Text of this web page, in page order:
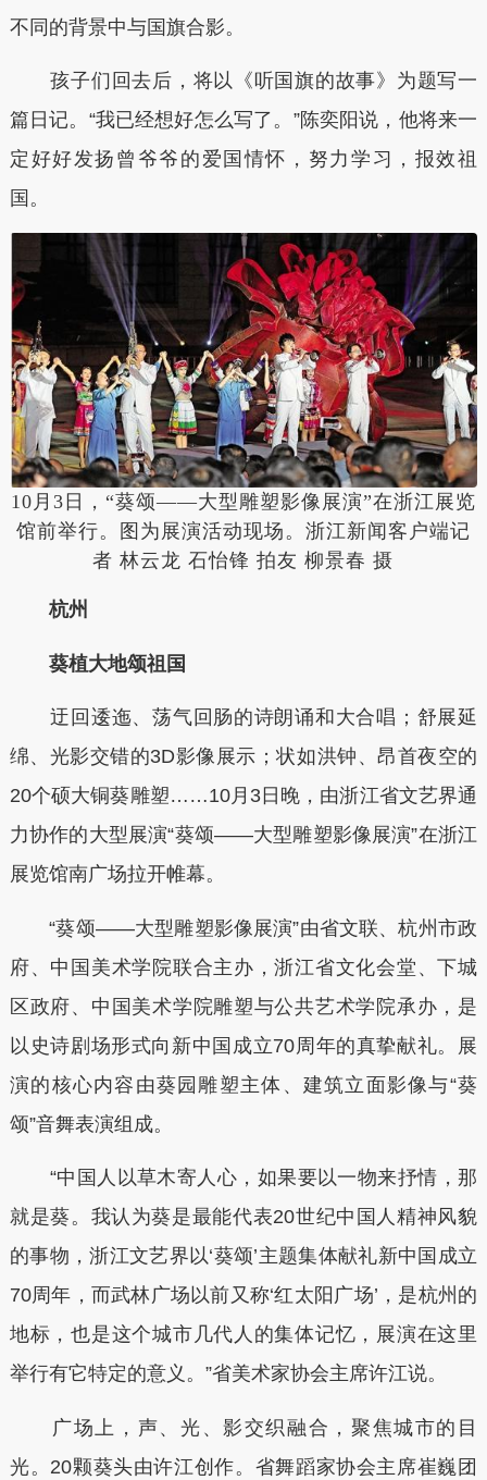
不同的背景中与国旗合影。
孩子们回去后，将以《听国旗的故事》为题写一
篇日记。“我已经想好怎么写了。”陈奕阳说，他将来一
定好好发扬曾爷爷的爱国情怀，努力学习，报效祖
国。
10月3日，“葵颂——大型雕塑影像展演”在浙江展览
馆前举行。图为展演活动现场。浙江新闻客户端记
者 林云龙 石怡锋 拍友 柳景春 摄
杭州
葵植大地颂祖国
迂回逶迤、荡气回肠的诗朗诵和大合唱；舒展延
绵、光影交错的3D影像展示；状如洪钟、昂首夜空的
20个硕大铜葵雕塑……10月3日晚，由浙江省文艺界通
力协作的大型展演“葵颂——大型雕塑影像展演”在浙江
展览馆南广场拉开帷幕。
“葵颂——大型雕塑影像展演”由省文联、杭州市政
府、中国美术学院联合主办，浙江省文化会堂、下城
区政府、中国美术学院雕塑与公共艺术学院承办，是
以史诗剧场形式向新中国成立70周年的真挚献礼。展
演的核心内容由葵园雕塑主体、建筑立面影像与“葵
颂”音舞表演组成。
“中国人以草木寄人心，如果要以一物来抒情，那
就是葵。我认为葵是最能代表20世纪中国人精神风貌
的事物，浙江文艺界以‘葵颂’主题集体献礼新中国成立
70周年，而武林广场以前又称‘红太阳广场’，是杭州的
地标，也是这个城市几代人的集体记忆，展演在这里
举行有它特定的意义。”省美术家协会主席许江说。
广场上，声、光、影交织融合，聚焦城市的目
光。20颗葵头由许江创作。省舞蹈家协会主席崔巍团